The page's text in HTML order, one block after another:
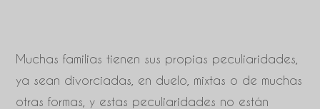
Muchas familias tienen sus propias peculiaridades,
ya sean divorciadas, en duelo, mixtas o de muchas
otras formas, y estas peculiaridades no están